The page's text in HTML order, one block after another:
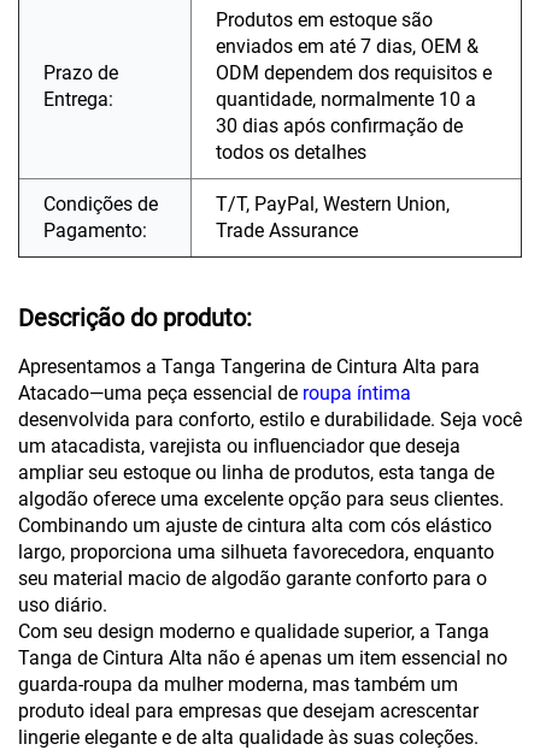
Prazo de
Entrega:
Produtos em estoque são
enviados em até 7 dias, OEM &
ODM dependem dos requisitos e
quantidade, normalmente 10 a
30 dias após confirmação de
todos os detalhes
Condições de
Pagamento:
T/T, PayPal, Western Union,
Trade Assurance
Descrição do produto:
Apresentamos a Tanga Tangerina de Cintura Alta para
Atacado—uma peça essencial de roupa íntima
desenvolvida para conforto, estilo e durabilidade. Seja você
um atacadista, varejista ou influenciador que deseja
ampliar seu estoque ou linha de produtos, esta tanga de
algodão oferece uma excelente opção para seus clientes.
Combinando um ajuste de cintura alta com cós elástico
largo, proporciona uma silhueta favorecedora, enquanto
seu material macio de algodão garante conforto para o
uso diário.
Com seu design moderno e qualidade superior, a Tanga
Tanga de Cintura Alta não é apenas um item essencial no
guarda-roupa da mulher moderna, mas também um
produto ideal para empresas que desejam acrescentar
lingerie elegante e de alta qualidade às suas coleções.